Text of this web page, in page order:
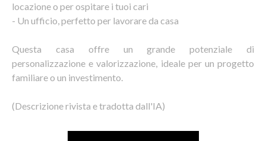
locazione o per ospitare i tuoi cari
- Un ufficio, perfetto per lavorare da casa
Questa casa offre un grande potenziale di
personalizzazione e valorizzazione, ideale per un progetto
familiare o un investimento.
(Descrizione rivista e tradotta dall'IA)